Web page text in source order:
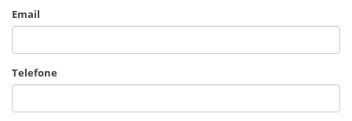
Email
Telefone